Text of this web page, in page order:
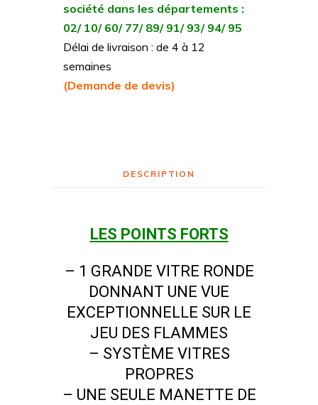
société dans les départements :
02/ 10/ 60/ 77/ 89/ 91/ 93/ 94/ 95
Délai de livraison : de 4 à 12
semaines
(Demande de devis)
DESCRIPTION
LES POINTS FORTS
– 1 GRANDE VITRE RONDE
DONNANT UNE VUE
EXCEPTIONNELLE SUR LE
JEU DES FLAMMES
– SYSTÈME VITRES
PROPRES
– UNE SEULE MANETTE DE